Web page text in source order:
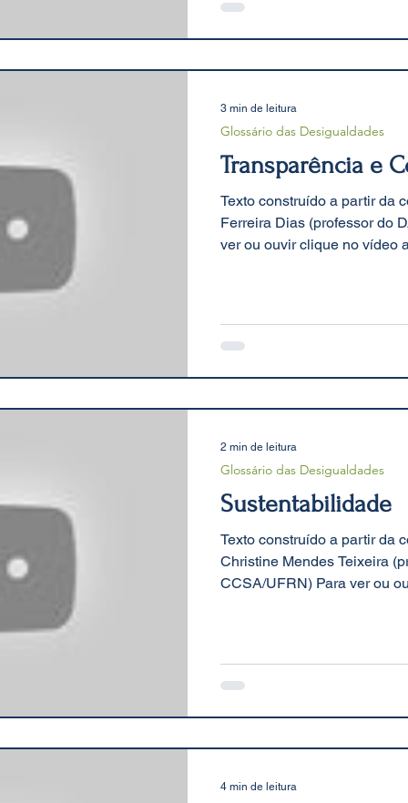
Transparência e
Texto construído a partir da
Ferreira Dias (professor do
ver ou ouvir clique no vídeo
Glossário das Desigualdades
3 min de leitura
Sustentabilidade
Texto construído a partir da
Christine Mendes Teixeira
CCSA/UFRN) Para ver ou
Glossário das Desigualdades
2 min de leitura
4 min de leitura